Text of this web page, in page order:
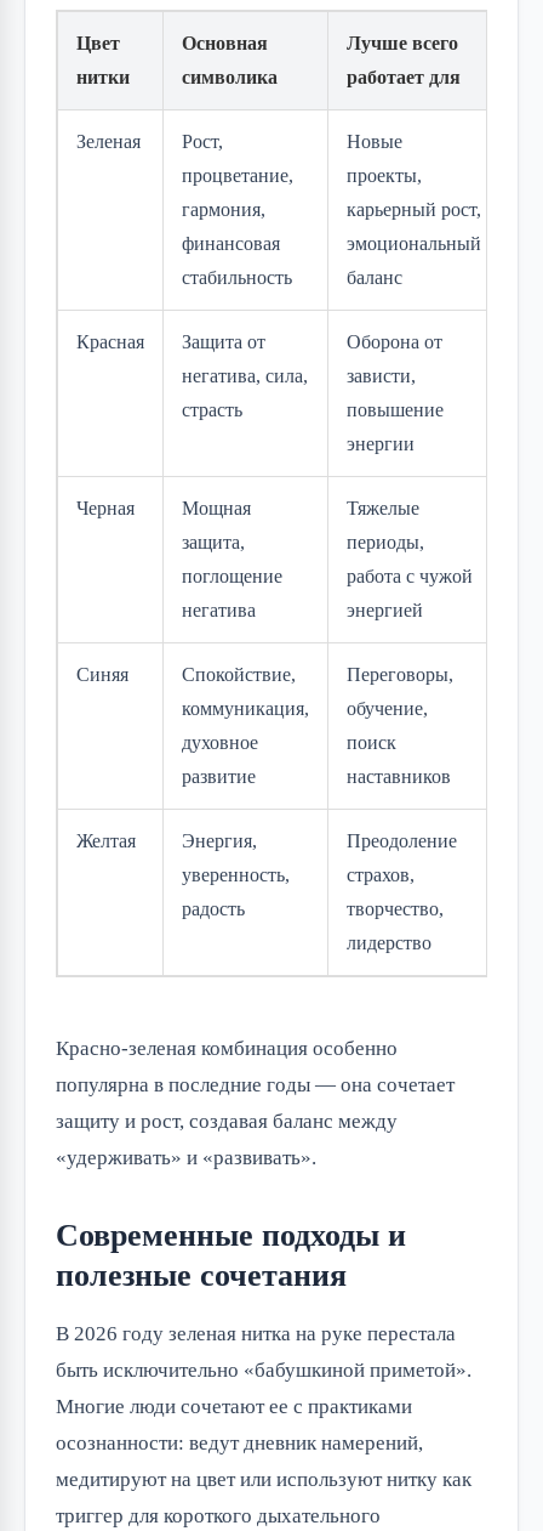
Цвет
нитки
Основная
символика
Лучше всего
работает для
Зеленая
Рост,
процветание,
гармония,
финансовая
стабильность
Новые
проекты,
карьерный рост,
эмоциональный
баланс
Красная
Защита от
негатива, сила,
страсть
Оборона от
зависти,
повышение
энергии
Черная
Мощная
защита,
поглощение
негатива
Тяжелые
периоды,
работа с чужой
энергией
Синяя
Спокойствие,
коммуникация,
духовное
развитие
Переговоры,
обучение,
поиск
наставников
Желтая
Энергия,
уверенность,
радость
Преодоление
страхов,
творчество,
лидерство
Красно-зеленая комбинация особенно
популярна в последние годы — она сочетает
защиту и рост, создавая баланс между
«удерживать» и «развивать».
Современные подходы и
полезные сочетания
В 2026 году зеленая нитка на руке перестала
быть исключительно «бабушкиной приметой».
Многие люди сочетают ее с практиками
осознанности: ведут дневник намерений,
медитируют на цвет или используют нитку как
триггер для короткого дыхательного